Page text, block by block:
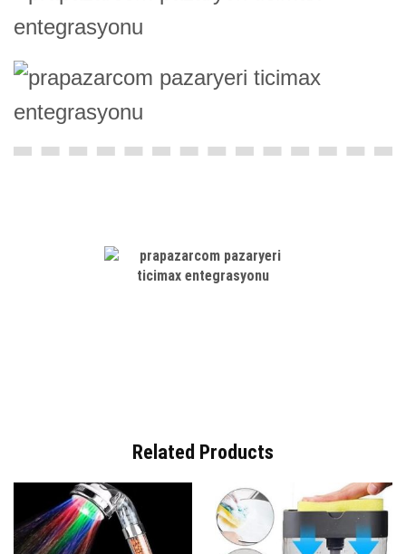
Related Products